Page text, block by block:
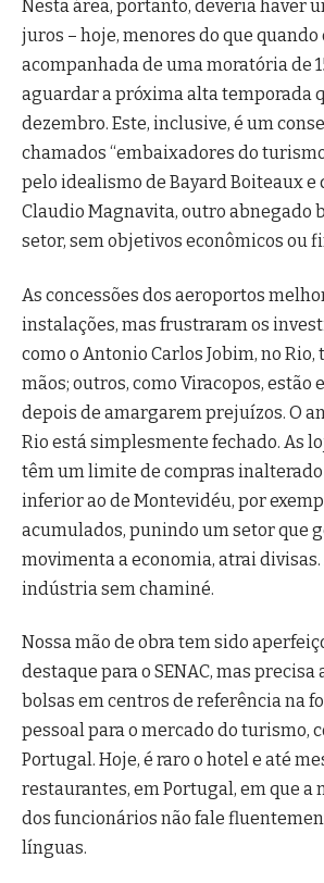
Nesta área, portanto, deveria haver
juros – hoje, menores do que quando
acompanhada de uma moratória de
aguardar a próxima alta temporada
dezembro. Este, inclusive, é um
chamados “embaixadores do
pelo idealismo de Bayard Boiteaux e
Claudio Magnavita, outro abnegado
setor, sem objetivos econômicos ou
As concessões dos aeroportos
instalações, mas frustraram os
como o Antonio Carlos Jobim, no Rio,
mãos; outros, como Viracopos, estão
depois de amargarem prejuízos. O
Rio está simplesmente fechado. As
têm um limite de compras inalterado
inferior ao de Montevidéu, por
acumulados, punindo um setor que
movimenta a economia, atrai divisas.
indústria sem chaminé.
Nossa mão de obra tem sido
destaque para o SENAC, mas precisa
bolsas em centros de referência na
pessoal para o mercado do turismo,
Portugal. Hoje, é raro o hotel e até
restaurantes, em Portugal, em que a
dos funcionários não fale
línguas.